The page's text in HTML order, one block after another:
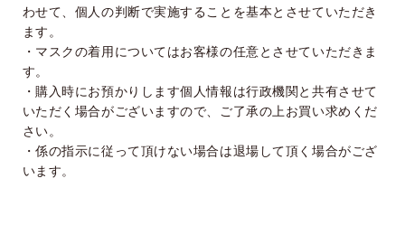
わせて、個人の判断で実施することを基本とさせていただき
ます。
・マスクの着用についてはお客様の任意とさせていただきま
す。
・購入時にお預かりします個人情報は行政機関と共有させて
いただく場合がございますので、ご了承の上お買い求めくだ
さい。
・係の指示に従って頂けない場合は退場して頂く場合がござ
います。